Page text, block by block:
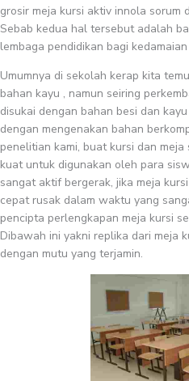
grosir meja kursi aktiv innola sorum
Sebab kedua hal tersebut adalah
lembaga pendidikan bagi
Umumnya di sekolah kerap kita
bahan kayu , namun seiring
disukai dengan bahan besi dan
dengan mengenakan bahan
penelitian kami, buat kursi dan
kuat untuk digunakan oleh para
sangat aktif bergerak, jika meja
cepat rusak dalam waktu yang
pencipta perlengkapan meja kursi
Dibawah ini yakni replika dari meja
dengan mutu yang terjamin.